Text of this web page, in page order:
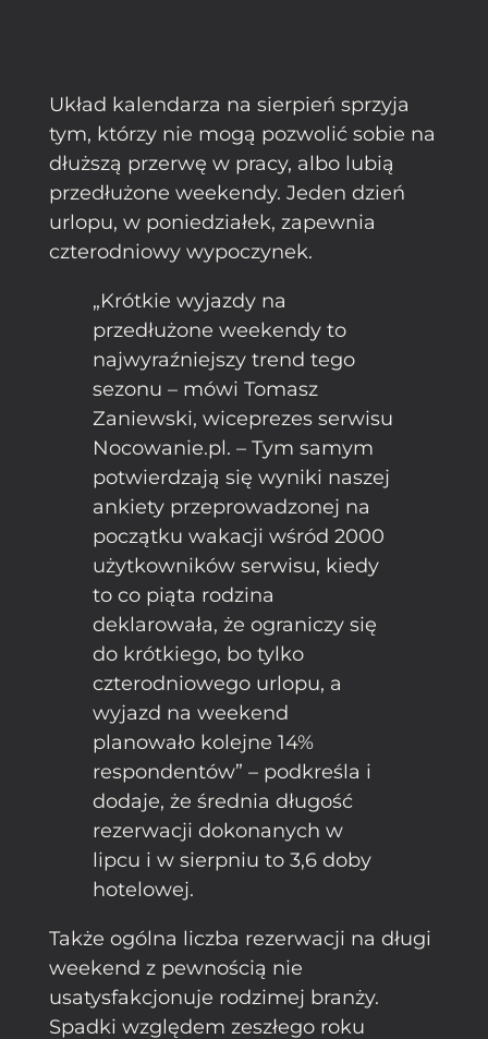
Układ kalendarza na sierpień sprzyja
tym, którzy nie mogą pozwolić sobie na
dłuższą przerwę w pracy, albo lubią
przedłużone weekendy. Jeden dzień
urlopu, w poniedziałek, zapewnia
czterodniowy wypoczynek.
„Krótkie wyjazdy na
przedłużone weekendy to
najwyraźniejszy trend tego
sezonu – mówi Tomasz
Zaniewski, wiceprezes serwisu
Nocowanie.pl. – Tym samym
potwierdzają się wyniki naszej
ankiety przeprowadzonej na
początku wakacji wśród 2000
użytkowników serwisu, kiedy
to co piąta rodzina
deklarowała, że ograniczy się
do krótkiego, bo tylko
czterodniowego urlopu, a
wyjazd na weekend
planowało kolejne 14%
respondentów” – podkreśla i
dodaje, że średnia długość
rezerwacji dokonanych w
lipcu i w sierpniu to 3,6 doby
hotelowej.
Także ogólna liczba rezerwacji na długi
weekend z pewnością nie
usatysfakcjonuje rodzimej branży.
Spadki względem zeszłego roku